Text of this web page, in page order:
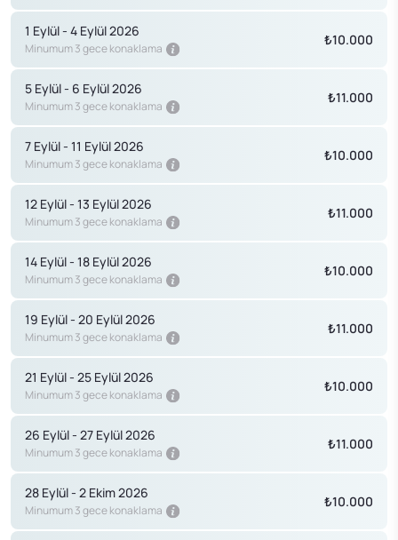
1 Eylül - 4 Eylül 2026
Minumum 3 gece konaklama
₺10.000
5 Eylül - 6 Eylül 2026
Minumum 3 gece konaklama
₺11.000
7 Eylül - 11 Eylül 2026
Minumum 3 gece konaklama
₺10.000
12 Eylül - 13 Eylül 2026
Minumum 3 gece konaklama
₺11.000
14 Eylül - 18 Eylül 2026
Minumum 3 gece konaklama
₺10.000
19 Eylül - 20 Eylül 2026
Minumum 3 gece konaklama
₺11.000
21 Eylül - 25 Eylül 2026
Minumum 3 gece konaklama
₺10.000
26 Eylül - 27 Eylül 2026
Minumum 3 gece konaklama
₺11.000
28 Eylül - 2 Ekim 2026
Minumum 3 gece konaklama
₺10.000